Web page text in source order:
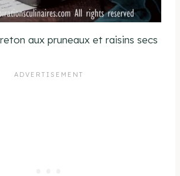
aux pruneaux et raisins secs